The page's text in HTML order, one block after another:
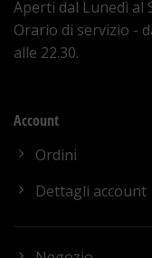
Aperti dal Lunedì al
Orario di servizio -
alle 22.30.
Account
Ordini
Dettagli account